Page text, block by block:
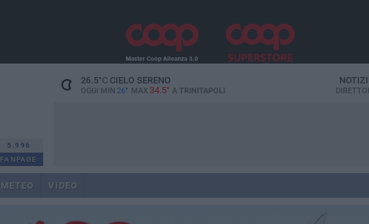
5.996
FANPAGE
26.5°CCIELO SERENO
OGGI MIN 26° MAX 34.5° A TRINITAPOLI
METEO VIDEO